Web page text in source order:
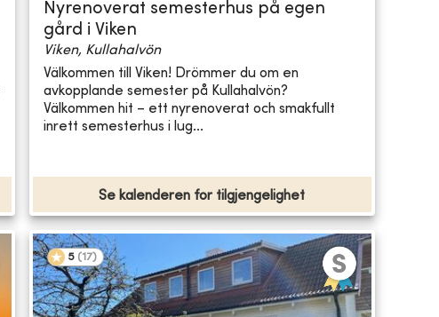
Nyrenoverat semesterhus på egen
gård i Viken
Viken, Kullahalvön
Välkommen till Viken! Drömmer du om en
avkopplande semester på Kullahalvön?
Välkommen hit – ett nyrenoverat och smakfullt
inrett semesterhus i lug...
Se kalenderen for tilgjengelighet
5 (17)